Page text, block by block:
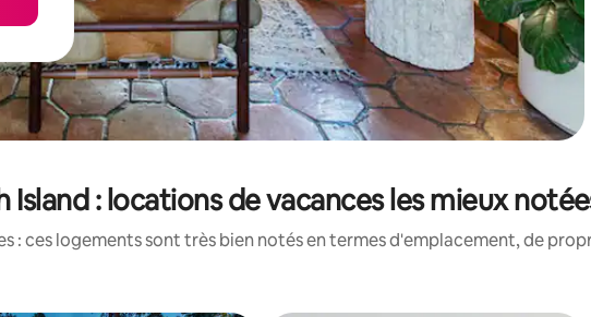
Island : locations de vacances les mieux
: ces logements sont très bien notés en termes d'emplacement, de